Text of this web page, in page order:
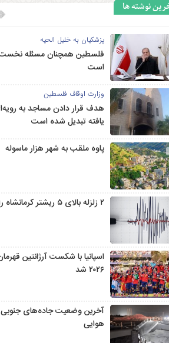
نوشته ها
پزشکیان به خلیل الحیه
فلسطین همچنان مسئله نخست
است
وزارت اوقاف فلسطین
هدف قرار دادن مساجد به
یافته تبدیل شده است
پاوه ملقب به شهر هزار ماسوله
۲ زلزله‌ بالای ۵ ریشتر کرمانشاه را لرزاند
اسپانیا با شکست آرژانتین
۲۰۲۶ شد
آخرین وضعیت جاده‌های
هوایی